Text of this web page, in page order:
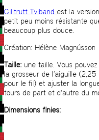
Gilitrutt Tviband est la
petit peu moins résistante
beaucoup plus douce.
Création: Hélène Magnússon
Taille: une taille. Vous
la grosseur de l’aiguille
pour le fil) et ajuster la
tours de part et d’autre du
Dimensions finies: